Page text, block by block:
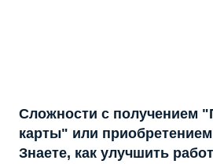
Сложности с получением
карты" или
Знаете, как улучшить